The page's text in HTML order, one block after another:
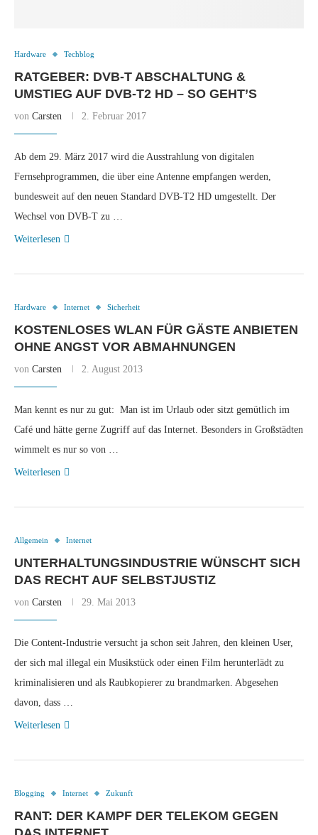
Hardware Techblog
RATGEBER: DVB-T ABSCHALTUNG &
UMSTIEG AUF DVB-T2 HD – SO GEHT’S
von Carsten 2. Februar 2017
Ab dem 29. März 2017 wird die Ausstrahlung von digitalen
Fernsehprogrammen, die über eine Antenne empfangen werden,
bundesweit auf den neuen Standard DVB-T2 HD umgestellt. Der
Wechsel von DVB-T zu …
Weiterlesen
Hardware Internet Sicherheit
KOSTENLOSES WLAN FÜR GÄSTE ANBIETEN
OHNE ANGST VOR ABMAHNUNGEN
von Carsten 2. August 2013
Man kennt es nur zu gut: Man ist im Urlaub oder sitzt gemütlich im
Café und hätte gerne Zugriff auf das Internet. Besonders in Großstädten
wimmelt es nur so von …
Weiterlesen
Allgemein Internet
UNTERHALTUNGSINDUSTRIE WÜNSCHT SICH
DAS RECHT AUF SELBSTJUSTIZ
von Carsten 29. Mai 2013
Die Content-Industrie versucht ja schon seit Jahren, den kleinen User,
der sich mal illegal ein Musikstück oder einen Film herunterlädt zu
kriminalisieren und als Raubkopierer zu brandmarken. Abgesehen
davon, dass …
Weiterlesen
Blogging Internet Zukunft
RANT: DER KAMPF DER TELEKOM GEGEN